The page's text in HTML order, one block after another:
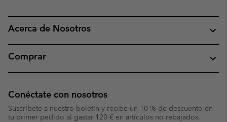
Acerca de Nosotros
Comprar
Conéctate con nosotros
Suscríbete a nuestro boletín y recibe un 10 % de descuento en
tu primer pedido al gastar 120 € en artículos no rebajados.